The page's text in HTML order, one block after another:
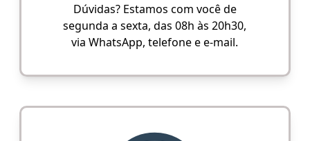
Dúvidas? Estamos com você de
segunda a sexta, das 08h às 20h30,
via WhatsApp, telefone e e-mail.